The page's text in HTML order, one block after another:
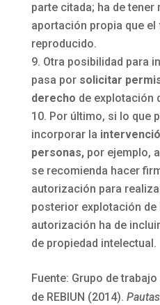
parte citada; ha de tener
aportación propia que
reproducido.
Otra posibilidad para
pasa por solicitar
derecho de explotación
Por último, si lo que
incorporar la
personas,por ejemplo,
se recomienda hacer
autorización para
posterior explotación de
autorización ha de
de propiedad intelectual.
Fuente: Grupo de
de REBIUN (2014).